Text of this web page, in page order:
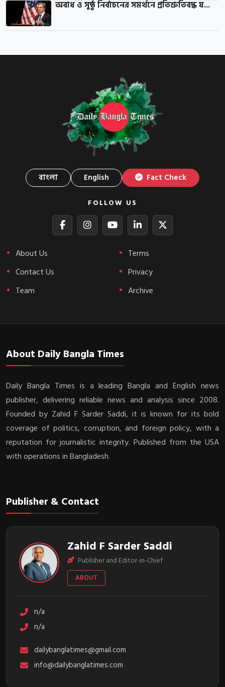
অবাধ ও সুষ্ঠু নির্বাচনের সমর্থনে প্রতিশ্রুতিবদ্ধ য...
বাংলা English Fact Check
FOLLOW US
About Us
Contact Us
Team
Terms
Privacy
Archive
About Daily Bangla Times
Daily Bangla Times is a leading Bangla and English news
publisher, delivering reliable news and analysis since 2008.
Founded by Zahid F Sarder Saddi, it is known for its bold
coverage of politics, corruption, and foreign policy, with a
reputation for journalistic integrity. Published from the USA
with operations in Bangladesh.
Publisher & Contact
Zahid F Sarder Saddi
Publisher and Editor-in-Chief
ABOUT
n/a
n/a
dailybanglatimes@gmail.com
info@dailybanglatimes.com